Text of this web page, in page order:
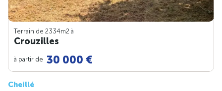
Terrain de 2334m2 à
Crouzilles
à partir de 30 000 €
Cheillé